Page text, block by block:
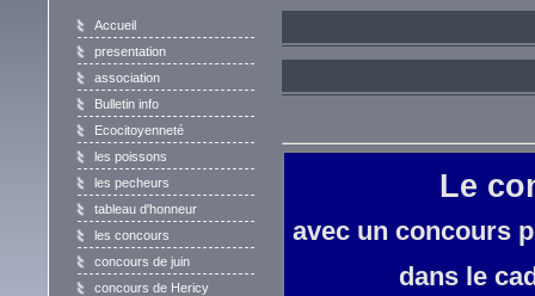
Accueil
presentation
association
Bulletin info
Ecocitoyenneté
les poissons
les pecheurs
tableau d'honneur
les concours
concours de juin
concours de Hericy
Le
avec un concours
dans le